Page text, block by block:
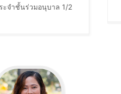
ะจำชั้นร่วมอนุบาล 1/2